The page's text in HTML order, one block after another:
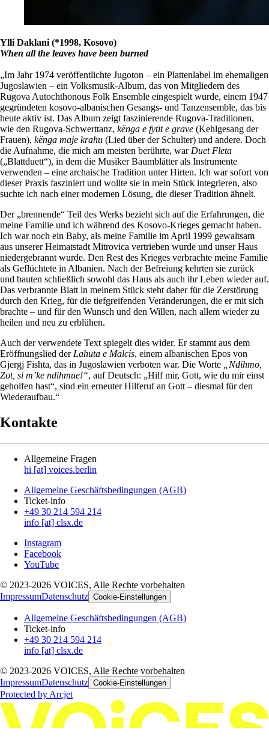
Ylli Daklani (*1998, Kosovo)
When all the leaves have been burned
„Im Jahr 1974 veröffentlichte Jugoton – ein Plattenlabel im ehemaligen
Jugoslawien – ein Volksmusik-Album, das von Mitgliedern des
Rugova Autochthonous Folk Ensemble eingespielt wurde, einem 1947
gegründeten kosovo-albanischen Gesangs- und Tanzensemble, das bis
heute aktiv ist. Das Album zeigt faszinierende Rugova-Traditionen,
wie den Rugova-Schwerttanz, kënga e fytit e grave (Kehlgesang der
Frauen), kënga maje krahu (Lied über der Schulter) und andere. Doch
die Aufnahme, die mich am meisten berührte, war Duet Fleta
(„Blattduett“), in dem die Musiker Baumblätter als Instrumente
verwenden – eine archaische Tradition unter Hirten. Ich war sofort von
dieser Praxis fasziniert und wollte sie in mein Stück integrieren, also
suchte ich nach einer modernen Lösung, die dieser Tradition ähnelt.
Der „brennende“ Teil des Werks bezieht sich auf die Erfahrungen, die
meine Familie und ich während des Kosovo-Krieges gemacht haben.
Ich war noch ein Baby, als meine Familie im April 1999 gewaltsam
aus unserer Heimatstadt Mitrovica vertrieben wurde und unser Haus
niedergebrannt wurde. Den Rest des Krieges verbrachte meine Familie
als Geflüchtete in Albanien. Nach der Befreiung kehrten sie zurück
und bauten schließlich sowohl das Haus als auch ihr Leben wieder auf.
Das verbrannte Blatt in meinem Stück steht daher für die Zerstörung
durch den Krieg, für die tiefgreifenden Veränderungen, die er mit sich
brachte – und für den Wunsch und den Willen, nach allem wieder zu
heilen und neu zu erblühen.
Auch der verwendete Text spiegelt dies wider. Er stammt aus dem
Eröffnungslied der Lahuta e Malcís, einem albanischen Epos von
Gjergj Fishta, das in Jugoslawien verboten war. Die Worte
„Ndihmo,
Zot, si m’ke ndihmue!“, auf Deutsch: „Hilf mir, Gott, wie du mir einst
geholfen hast“, sind ein erneuter Hilferuf an Gott – diesmal für den
Wiederaufbau.“
Kontakte
Allgemeine Fragen
hi [at] voices.berlin
Allgemeine Geschäftsbedingungen (AGB)
Ticket-info
+49 30 214 594 214
info [at] clsx.de
Instagram
Facebook
YouTube
© 2023-2026 VOICES, Alle Rechte vorbehalten
ImpressumDatenschutz Cookie-Einstellungen
Allgemeine Geschäftsbedingungen (AGB)
Ticket-info
+49 30 214 594 214
info [at] clsx.de
© 2023-2026 VOICES, Alle Rechte vorbehalten
ImpressumDatenschutz Cookie-Einstellungen
Protected by Arcjet